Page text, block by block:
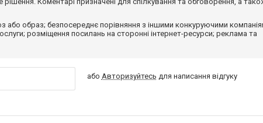
або образ; безпосереднє порівняння з іншими конкуруючими
розміщення посилань на сторонні інтернет-ресурси; реклама та
або Авторизуйтесь для написання відгуку